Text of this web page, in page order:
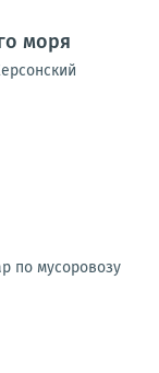
моря
по мусоровозу